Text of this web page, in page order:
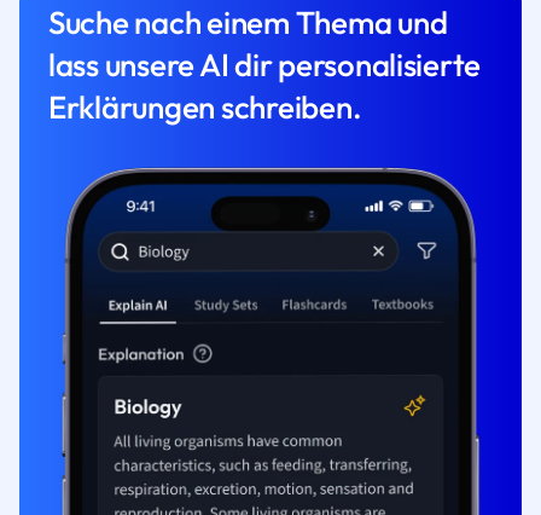
Suche nach einem Thema und
lass unsere AI dir personalisierte
Erklärungen schreiben.